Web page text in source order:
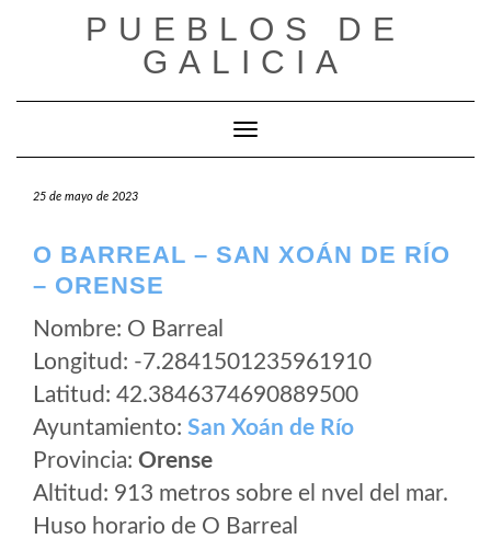
PUEBLOS DE
GALICIA
Cambiar modo de navegación
25 de mayo de 2023
O BARREAL – SAN XOÁN DE RÍO
– ORENSE
Nombre: O Barreal
Longitud: -7.2841501235961910
Latitud: 42.3846374690889500
Ayuntamiento: San Xoán de Río
Provincia: Orense
Altitud: 913 metros sobre el nvel del mar.
Huso horario de O Barreal